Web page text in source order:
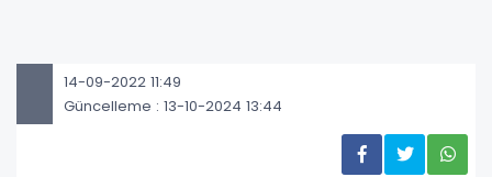
14-09-2022 11:49
Güncelleme : 13-10-2024 13:44